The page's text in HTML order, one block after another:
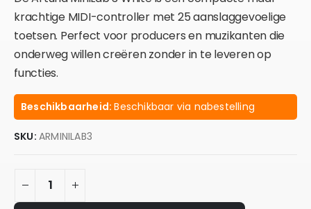
krachtige MIDI-controller met 25 aanslaggevoelige
toetsen. Perfect voor producers en muzikanten die
onderweg willen creëren zonder in te leveren op
functies.
Beschikbaarheid:Beschikbaar via nabestelling
SKU: ARMINILAB3